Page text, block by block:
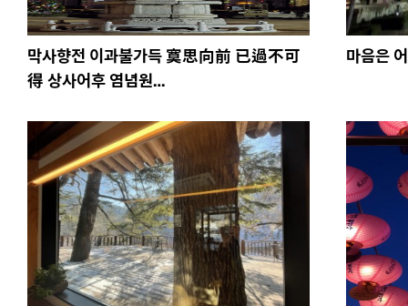
막사향전 이과불가득 寞思向前 已過不可
得 상사어후 염념원…
마음은